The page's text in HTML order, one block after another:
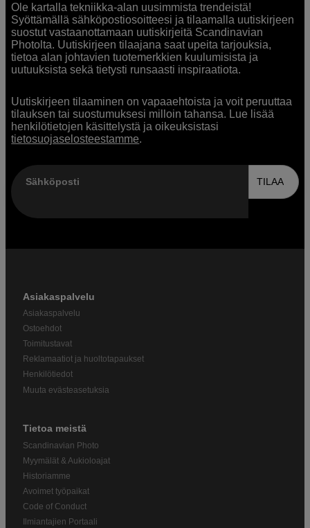
Ole kartalla tekniikka-alan uusimmista trendeistä!
Syöttämällä sähköpostiosoitteesi ja tilaamalla uutiskirjeen
suostut vastaanottamaan uutiskirjeitä Scandinavian
Photolta. Uutiskirjeen tilaajana saat upeita tarjouksia,
tietoa alan johtavien tuotemerkkien kuulumisista ja
uutuuksista sekä tietysti runsaasti inspiraatiota.
Uutiskirjeen tilaaminen on vapaaehtoista ja voit peruuttaa
tilauksen tai suostumuksesi milloin tahansa. Lue lisää
henkilötietojen käsittelystä ja oikeuksistasi
tietosuojaselosteestamme.
Sähköposti TILAA
Asiakaspalvelu
Asiakaspalvelu
Ostoehdot
Toimitustavat
Reklamaatiot ja huoltotapaukset
Henkilötiedot
Muuta evästeasetuksia
Tietoa meistä
Scandinavian Photo
Myymälät & Aukioloajat
Historiamme
Avoimet työpaikat
Code of Conduct
Ilmiantajien Portaali